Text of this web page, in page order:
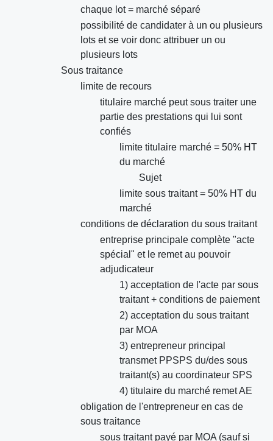
chaque lot = marché séparé
possibilité de candidater à un ou plusieurs
lots et se voir donc attribuer un ou
plusieurs lots
Sous traitance
limite de recours
titulaire marché peut sous traiter une
partie des prestations qui lui sont
confiés
limite titulaire marché = 50% HT
du marché
Sujet
limite sous traitant = 50% HT du
marché
conditions de déclaration du sous traitant
entreprise principale complète "acte
spécial" et le remet au pouvoir
adjudicateur
1) acceptation de l'acte par sous
traitant + conditions de paiement
2) acceptation du sous traitant
par MOA
3) entrepreneur principal
transmet PPSPS du/des sous
traitant(s) au coordinateur SPS
4) titulaire du marché remet AE
obligation de l'entrepreneur en cas de
sous traitance
sous traitant payé par MOA (sauf si